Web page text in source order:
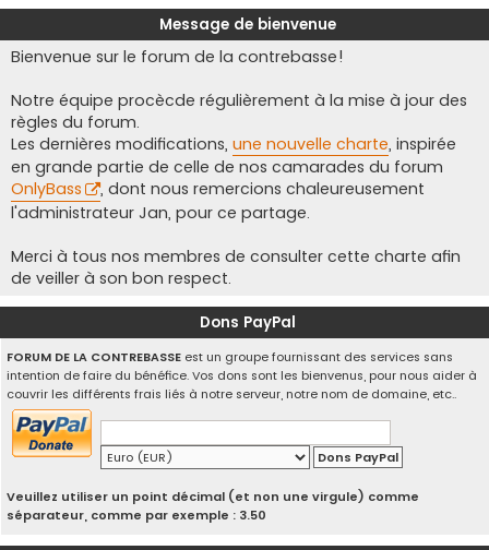
Message de bienvenue
Bienvenue sur le forum de la contrebasse!
Notre équipe procècde régulièrement à la mise à jour des
règles du forum.
Les dernières modifications, une nouvelle charte, inspirée
en grande partie de celle de nos camarades du forum
OnlyBass
, dont nous remercions chaleureusement
l'administrateur Jan, pour ce partage.
Merci à tous nos membres de consulter cette charte afin
de veiller à son bon respect.
Dons PayPal
FORUM DE LA CONTREBASSE est un groupe fournissant des services sans
intention de faire du bénéfice. Vos dons sont les bienvenus, pour nous aider à
couvrir les différents frais liés à notre serveur, notre nom de domaine, etc..
Veuillez utiliser un point décimal (et non une virgule) comme
séparateur, comme par exemple : 3.50